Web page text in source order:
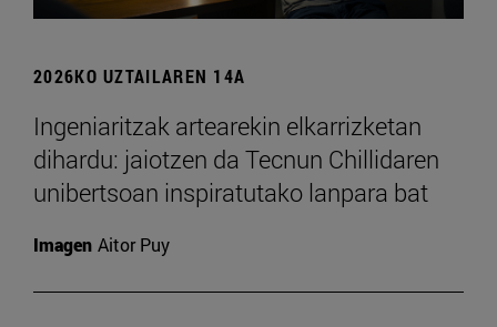
2026KO UZTAILAREN 14A
Ingeniaritzak artearekin elkarrizketan
dihardu: jaiotzen da Tecnun Chillidaren
unibertsoan inspiratutako lanpara bat
Imagen Aitor Puy